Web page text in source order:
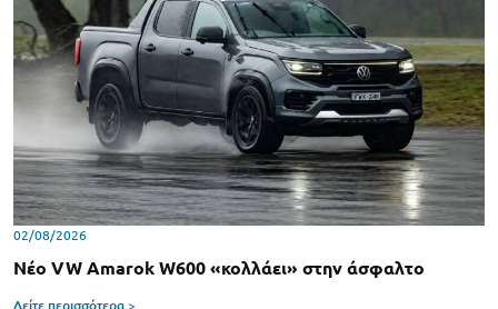
02/08/2026
Νέο VW Amarok W600 «κολλάει» στην άσφαλτο
Δείτε περισσότερα >